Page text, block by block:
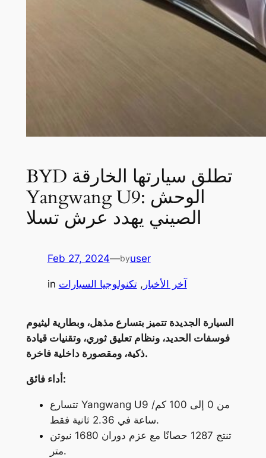
BYD تطلق سيارتها الخارقة
Yangwang U9: الوحش
الصيني يهدد عرش تسلا
Feb 27, 2024—byuser
in آخر الأخبار , تكنولوجيا السيارات
السيارة الجديدة تتميز بتسارع مذهل، وبطارية ليثيوم
فوسفات الحديد، ونظام تعليق ثوري، وتقنيات قيادة
ذكية، ومقصورة داخلية فاخرة.
أداء فائق:
تتسارع Yangwang U9 من 0 إلى 100 كم/
ساعة في 2.36 ثانية فقط.
تنتج 1287 حصانًا مع عزم دوران 1680 نيوتن
متر.